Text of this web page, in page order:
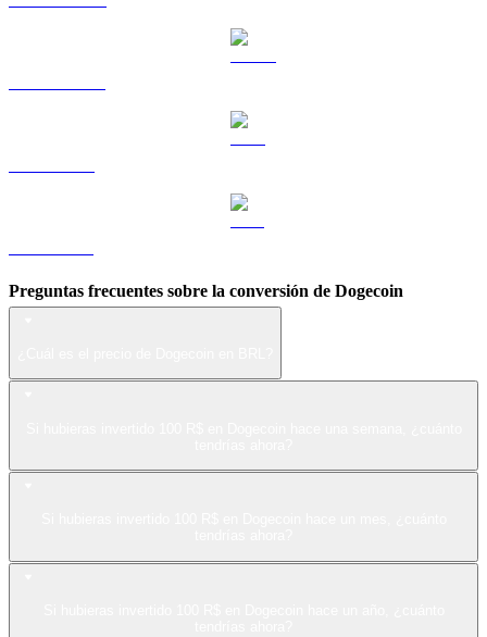
Preguntas frecuentes sobre la conversión de Dogecoin